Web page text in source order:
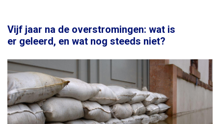
Vijf jaar na de overstromingen: wat is
er geleerd, en wat nog steeds niet?